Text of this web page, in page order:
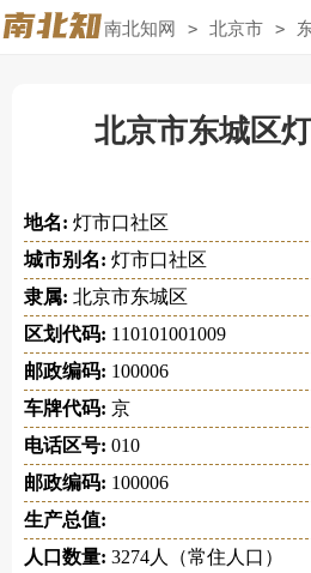
南北知网 > 北京市 >
北京市东城区
地名: 灯市口社区
城市别名: 灯市口社区
隶属: 北京市东城区
区划代码: 110101001009
邮政编码: 100006
车牌代码: 京
电话区号: 010
邮政编码: 100006
生产总值:
人口数量: 3274人（常住人口）